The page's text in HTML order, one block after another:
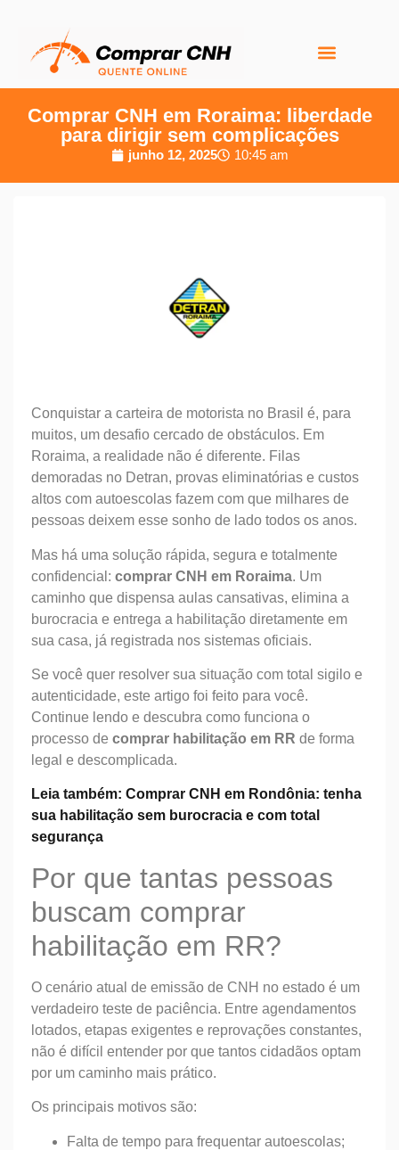
Comprar CNH em Roraima: liberdade
para dirigir sem complicações
junho 12, 2025 10:45 am
Conquistar a carteira de motorista no Brasil é, para
muitos, um desafio cercado de obstáculos. Em
Roraima, a realidade não é diferente. Filas
demoradas no Detran, provas eliminatórias e custos
altos com autoescolas fazem com que milhares de
pessoas deixem esse sonho de lado todos os anos.
Mas há uma solução rápida, segura e totalmente
confidencial: comprar CNH em Roraima. Um
caminho que dispensa aulas cansativas, elimina a
burocracia e entrega a habilitação diretamente em
sua casa, já registrada nos sistemas oficiais.
Se você quer resolver sua situação com total sigilo e
autenticidade, este artigo foi feito para você.
Continue lendo e descubra como funciona o
processo de comprar habilitação em RR de forma
legal e descomplicada.
Leia também: Comprar CNH em Rondônia: tenha
sua habilitação sem burocracia e com total
segurança
Por que tantas pessoas
buscam comprar
habilitação em RR?
O cenário atual de emissão de CNH no estado é um
verdadeiro teste de paciência. Entre agendamentos
lotados, etapas exigentes e reprovações constantes,
não é difícil entender por que tantos cidadãos optam
por um caminho mais prático.
Os principais motivos são:
Falta de tempo para frequentar autoescolas;